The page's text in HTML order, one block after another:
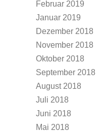
Februar 2019
Januar 2019
Dezember 2018
November 2018
Oktober 2018
September 2018
August 2018
Juli 2018
Juni 2018
Mai 2018